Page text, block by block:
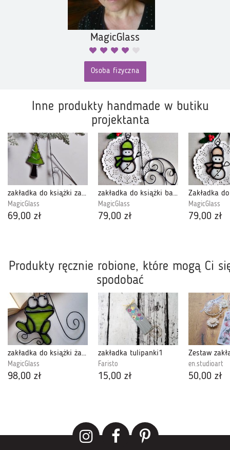
MagicGlass
Osoba fizyczna
Inne produkty handmade w butiku
projektanta
zakładka do książki zapach lasu limonka , witraż
MagicGlass
69,00 zł
zakładka do książki bałwanek limonka , witraż
MagicGlass
79,00 zł
MagicGlass
79,00 zł
Produkty ręcznie robione, które mogą Ci
spodobać
zakładka do książki żabka sałata , witraż
MagicGlass
98,00 zł
zakładka tulipanki1
Faristo
15,00 zł
en.studioart
50,00 zł